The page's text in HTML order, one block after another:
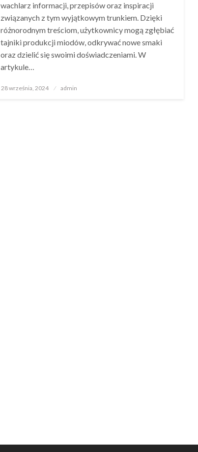
wachlarz informacji, przepisów oraz inspiracji
związanych z tym wyjątkowym trunkiem. Dzięki
różnorodnym treściom, użytkownicy mogą zgłębiać
tajniki produkcji miodów, odkrywać nowe smaki
oraz dzielić się swoimi doświadczeniami. W
artykule…
Opublikowane
28 września, 2024 admin